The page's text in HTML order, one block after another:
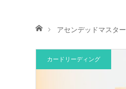
ホームアセンデッドマスター
カードリーディング